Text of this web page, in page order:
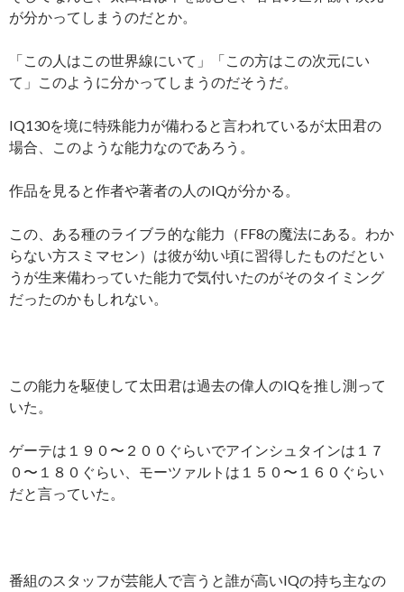
が分かってしまうのだとか。
「この人はこの世界線にいて」「この方はこの次元にい
て」このように分かってしまうのだそうだ。
IQ130を境に特殊能力が備わると言われているが太田君の
場合、このような能力なのであろう。
作品を見ると作者や著者の人のIQが分かる。
この、ある種のライブラ的な能力（FF8の魔法にある。わか
らない方スミマセン）は彼が幼い頃に習得したものだとい
うが生来備わっていた能力で気付いたのがそのタイミング
だったのかもしれない。
この能力を駆使して太田君は過去の偉人のIQを推し測って
いた。
ゲーテは１９０〜２００ぐらいでアインシュタインは１７
０〜１８０ぐらい、モーツァルトは１５０〜１６０ぐらい
だと言っていた。
番組のスタッフが芸能人で言うと誰が高いIQの持ち主なの